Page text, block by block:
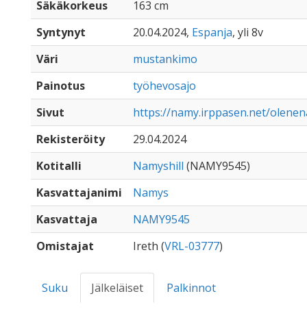
Säkäkorkeus
163 cm
Syntynyt
20.04.2024, Espanja, yli 8v
Väri
mustankimo
Painotus
työhevosajo
Sivut
https://namy.irppasen.net/
Rekisteröity
29.04.2024
Kotitalli
Namyshill (NAMY9545)
Kasvattajanimi
Namys
Kasvattaja
NAMY9545
Omistajat
Ireth (VRL-03777)
Suku Jälkeläiset
Palkinnot